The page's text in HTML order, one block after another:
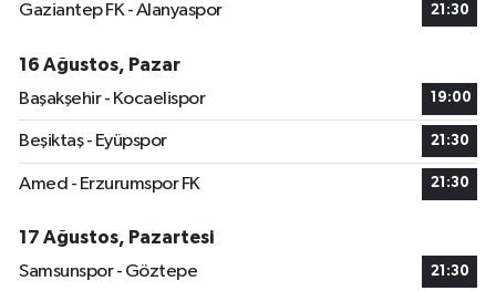
Gaziantep FK - Alanyaspor 21:30
16 Ağustos, Pazar
Başakşehir - Kocaelispor
19:00
Beşiktaş - Eyüpspor 21:30
Amed - Erzurumspor FK 21:30
17 Ağustos, Pazartesi
Samsunspor - Göztepe
21:30